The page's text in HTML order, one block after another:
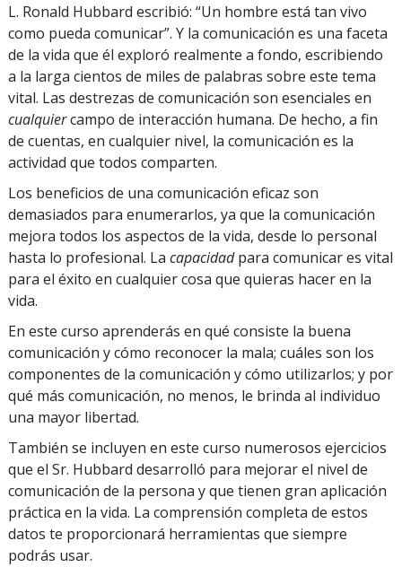
L. Ronald Hubbard escribió: “Un hombre está tan vivo
como pueda comunicar”. Y la comunicación es una faceta
de la vida que él exploró realmente a fondo, escribiendo
a la larga cientos de miles de palabras sobre este tema
vital. Las destrezas de comunicación son esenciales en
cualquiercampo de interacción humana. De hecho, a fin
de cuentas, en cualquier nivel, la comunicación es la
actividad que todos comparten.
Los beneficios de una comunicación eficaz son
demasiados para enumerarlos, ya que la comunicación
mejora todos los aspectos de la vida, desde lo personal
hasta lo profesional. La capacidadpara comunicar es vital
para el éxito en cualquier cosa que quieras hacer en la
vida.
En este curso aprenderás en qué consiste la buena
comunicación y cómo reconocer la mala; cuáles son los
componentes de la comunicación y cómo utilizarlos; y por
qué más comunicación, no menos, le brinda al individuo
una mayor libertad.
También se incluyen en este curso numerosos ejercicios
que el Sr. Hubbard desarrolló para mejorar el nivel de
comunicación de la persona y que tienen gran aplicación
práctica en la vida. La comprensión completa de estos
datos te proporcionará herramientas que siempre
podrás usar.